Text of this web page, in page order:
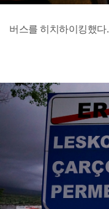
버스를 히치하이킹했다.